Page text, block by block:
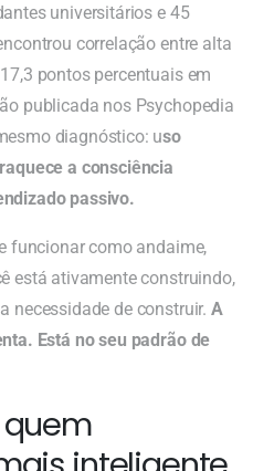
universitários e 45
correlação entre alta
pontos percentuais em
publicada nos Psychopedia
diagnóstico: uso
a consciência
passivo.
funcionar como andaime,
está ativamente construindo,
necessidade de construir. A
Está no seu padrão de